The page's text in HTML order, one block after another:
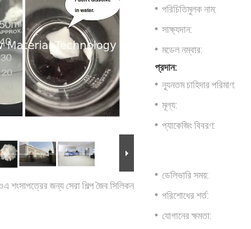
শংসাপত্রের জন্য সেরা শিল্প জৈব সিলিকন
পরিচিতিমুলক নাম:
সাক্ষ্যদান:
মডেল নম্বার:
প্রদান:
ন্যূনতম চাহিদার পরিমাণ:
মূল্য:
প্যাকেজিং বিবরণ:
ডেলিভারি সময়:
পরিশোধের শর্ত:
যোগানের ক্ষমতা: